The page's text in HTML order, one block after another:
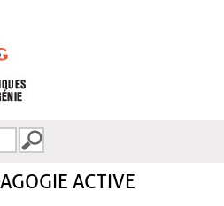
ACTIVE